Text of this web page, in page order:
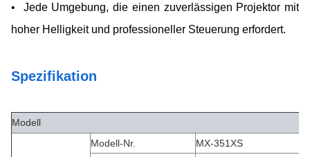
• Jede Umgebung, die einen zuverlässigen Projektor mit
hoher Helligkeit und professioneller Steuerung erfordert.
Spezifikation
Modell
Modell-Nr.
MX-351XS